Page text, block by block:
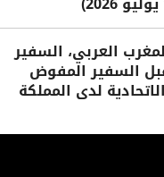
العربي، السفير
السفير المفوض
لدى المملكة